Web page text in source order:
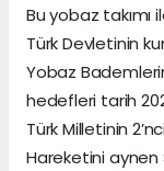
Bu yobaz takımı
Türk Devletinin
Yobaz
hedefleri tarih
Türk Milletinin
Hareketini aynen